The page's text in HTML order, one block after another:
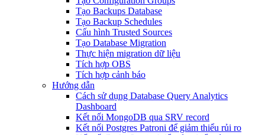
Tạo Backups Database
Tạo Backup Schedules
Cấu hình Trusted Sources
Tạo Database Migration
Thực hiện migration dữ liệu
Tích hợp OBS
Tích hợp cảnh báo
Hướng dẫn
Cách sử dụng Database Query Analytics
Dashboard
Kết nối MongoDB qua SRV record
Kết nối Postgres Patroni để giảm thiểu rủi ro